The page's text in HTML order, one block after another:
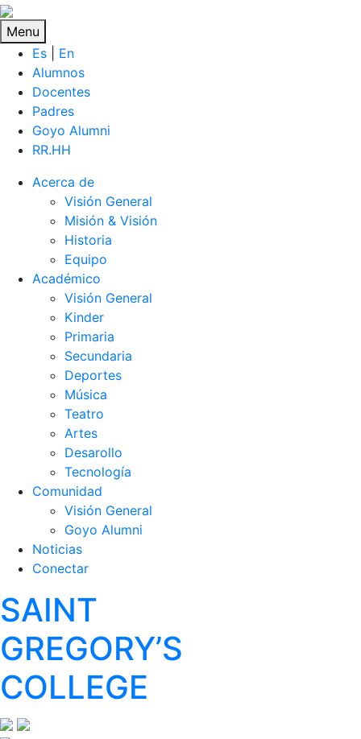
Menu
Es
En
Alumnos
Docentes
Padres
Goyo Alumni
RR.HH
Acerca de
Visión General
Misión & Visión
Historia
Equipo
Académico
Visión General
Kinder
Primaria
Secundaria
Deportes
Música
Teatro
Artes
Desarollo
Tecnología
Comunidad
Visión General
Goyo Alumni
Noticias
Conectar
SAINT
GREGORY’S
COLLEGE